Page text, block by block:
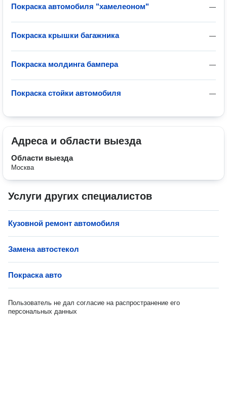
—
Покраска автомобиля "хамелеоном"
—
Покраска крышки багажника
—
Покраска молдинга бампера
—
Покраска стойки автомобиля
Адреса и области выезда
Области выезда
Москва
Услуги других специалистов
Кузовной ремонт автомобиля
Замена автостекол
Покраска авто
Пользователь не дал согласие на распространение его
персональных данных